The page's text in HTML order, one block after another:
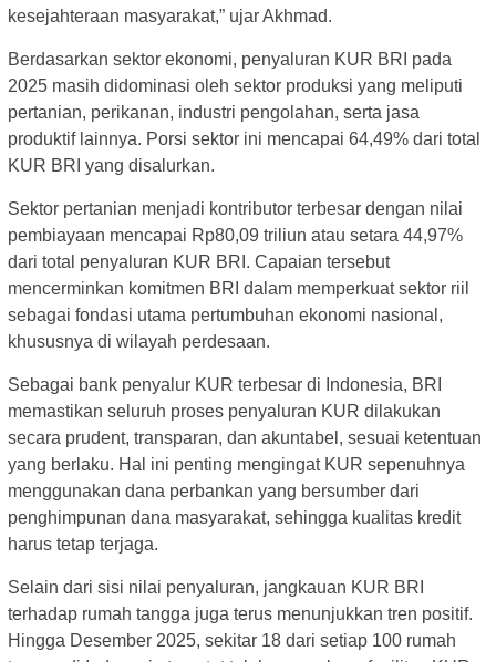
kesejahteraan masyarakat,” ujar Akhmad.
Berdasarkan sektor ekonomi, penyaluran KUR BRI pada
2025 masih didominasi oleh sektor produksi yang meliputi
pertanian, perikanan, industri pengolahan, serta jasa
produktif lainnya. Porsi sektor ini mencapai 64,49% dari total
KUR BRI yang disalurkan.
Sektor pertanian menjadi kontributor terbesar dengan nilai
pembiayaan mencapai Rp80,09 triliun atau setara 44,97%
dari total penyaluran KUR BRI. Capaian tersebut
mencerminkan komitmen BRI dalam memperkuat sektor riil
sebagai fondasi utama pertumbuhan ekonomi nasional,
khususnya di wilayah perdesaan.
Sebagai bank penyalur KUR terbesar di Indonesia, BRI
memastikan seluruh proses penyaluran KUR dilakukan
secara prudent, transparan, dan akuntabel, sesuai ketentuan
yang berlaku. Hal ini penting mengingat KUR sepenuhnya
menggunakan dana perbankan yang bersumber dari
penghimpunan dana masyarakat, sehingga kualitas kredit
harus tetap terjaga.
Selain dari sisi nilai penyaluran, jangkauan KUR BRI
terhadap rumah tangga juga terus menunjukkan tren positif.
Hingga Desember 2025, sekitar 18 dari setiap 100 rumah